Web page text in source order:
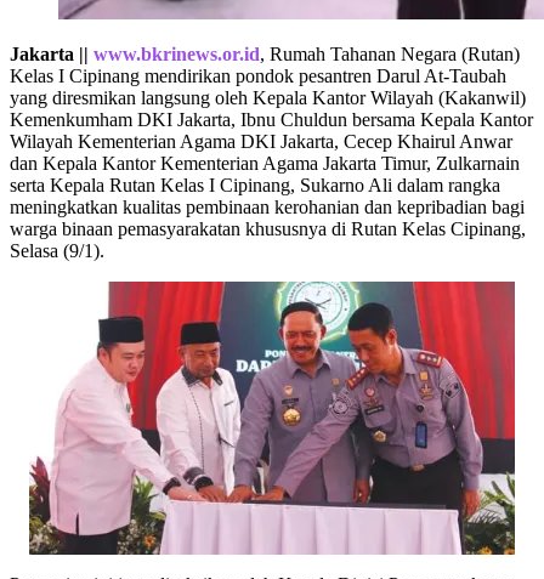
Jakarta || www.bkrinews.or.id, Rumah Tahanan Negara (Rutan)
Kelas I Cipinang mendirikan pondok pesantren Darul At-Taubah
yang diresmikan langsung oleh Kepala Kantor Wilayah (Kakanwil)
Kemenkumham DKI Jakarta, Ibnu Chuldun bersama Kepala Kantor
Wilayah Kementerian Agama DKI Jakarta, Cecep Khairul Anwar
dan Kepala Kantor Kementerian Agama Jakarta Timur, Zulkarnain
serta Kepala Rutan Kelas I Cipinang, Sukarno Ali dalam rangka
meningkatkan kualitas pembinaan kerohanian dan kepribadian bagi
warga binaan pemasyarakatan khususnya di Rutan Kelas Cipinang,
Selasa (9/1).